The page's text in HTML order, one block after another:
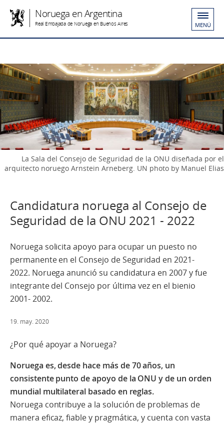
Noruega en Argentina
Real Embajada de Noruega en Buenos Aires MENÚ
La Sala del Consejo de Seguridad de la ONU diseñada por el
arquitecto noruego Arnstein Arneberg. UN photo by Manuel Elias
Candidatura noruega al Consejo de
Seguridad de la ONU 2021 - 2022
Noruega solicita apoyo para ocupar un puesto no
permanente en el Consejo de Seguridad en 2021-
2022. Noruega anunció su candidatura en 2007 y fue
integrante del Consejo por última vez en el bienio
2001- 2002.
19. may. 2020
¿Por qué apoyar a Noruega?
Noruega es, desde hace más de 70 años, un
consistente punto de apoyo de la ONU y de un orden
mundial multilateral basado en reglas.
Noruega contribuye a la solución de problemas de
manera eficaz, fiable y pragmática, y cuenta con vasta